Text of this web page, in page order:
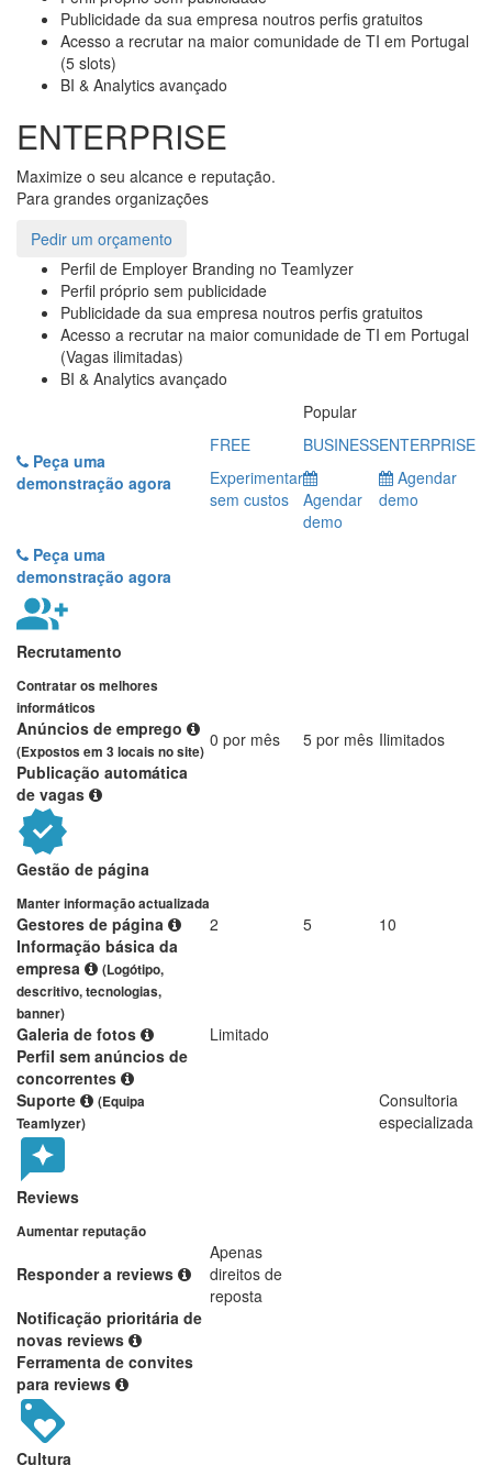
Publicidade da sua empresa noutros perfis gratuitos
Acesso a recrutar na maior comunidade de TI em Portugal
(5 slots)
BI & Analytics avançado
ENTERPRISE
Maximize o seu alcance e reputação.
Para grandes organizações
Pedir um orçamento
Perfil de Employer Branding no Teamlyzer
Perfil próprio sem publicidade
Publicidade da sua empresa noutros perfis gratuitos
Acesso a recrutar na maior comunidade de TI em Portugal
(Vagas ilimitadas)
BI & Analytics avançado
Peça uma
demonstração agora
FREE
Experimentar
sem custos
Popular
BUSINESS
Agendar
demo
ENTERPRISE
Agendar
demo
Peça uma
demonstração agora
Recrutamento
Contratar os melhores
informáticos
Anúncios de emprego
(Expostos em 3 locais no site)
0 por mês 5 por mês Ilimitados
Publicação automática
de vagas
Gestão de página
Manter informação actualizada
Gestores de página 2 5
10
Informação básica da
empresa
(Logótipo,
descritivo, tecnologias,
banner)
Galeria de fotos
Limitado
Perfil sem anúncios de
concorrentes
Suporte
(Equipa
Teamlyzer)
Consultoria
especializada
Reviews
Aumentar reputação
Responder a reviews
Apenas
direitos de
reposta
Notificação prioritária de
novas reviews
Ferramenta de convites
para reviews
Cultura